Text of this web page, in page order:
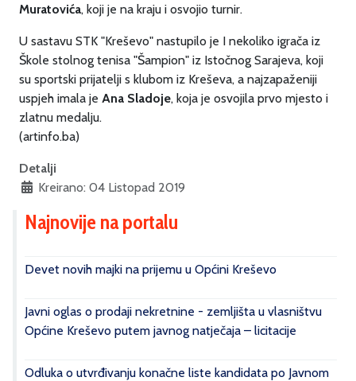
Muratovića, koji je na kraju i osvojio turnir.
U sastavu STK "Kreševo" nastupilo je I nekoliko igrača iz
Škole stolnog tenisa "Šampion" iz Istočnog Sarajeva, koji
su sportski prijatelji s klubom iz Kreševa, a najzapaženiji
uspjeh imala je Ana Sladoje, koja je osvojila prvo mjesto i
zlatnu medalju.
(artinfo.ba)
Detalji
Kreirano: 04 Listopad 2019
Najnovije na portalu
Devet novih majki na prijemu u Općini Kreševo
Javni oglas o prodaji nekretnine - zemljišta u vlasništvu
Općine Kreševo putem javnog natječaja – licitacije
Odluka o utvrđivanju konačne liste kandidata po Javnom